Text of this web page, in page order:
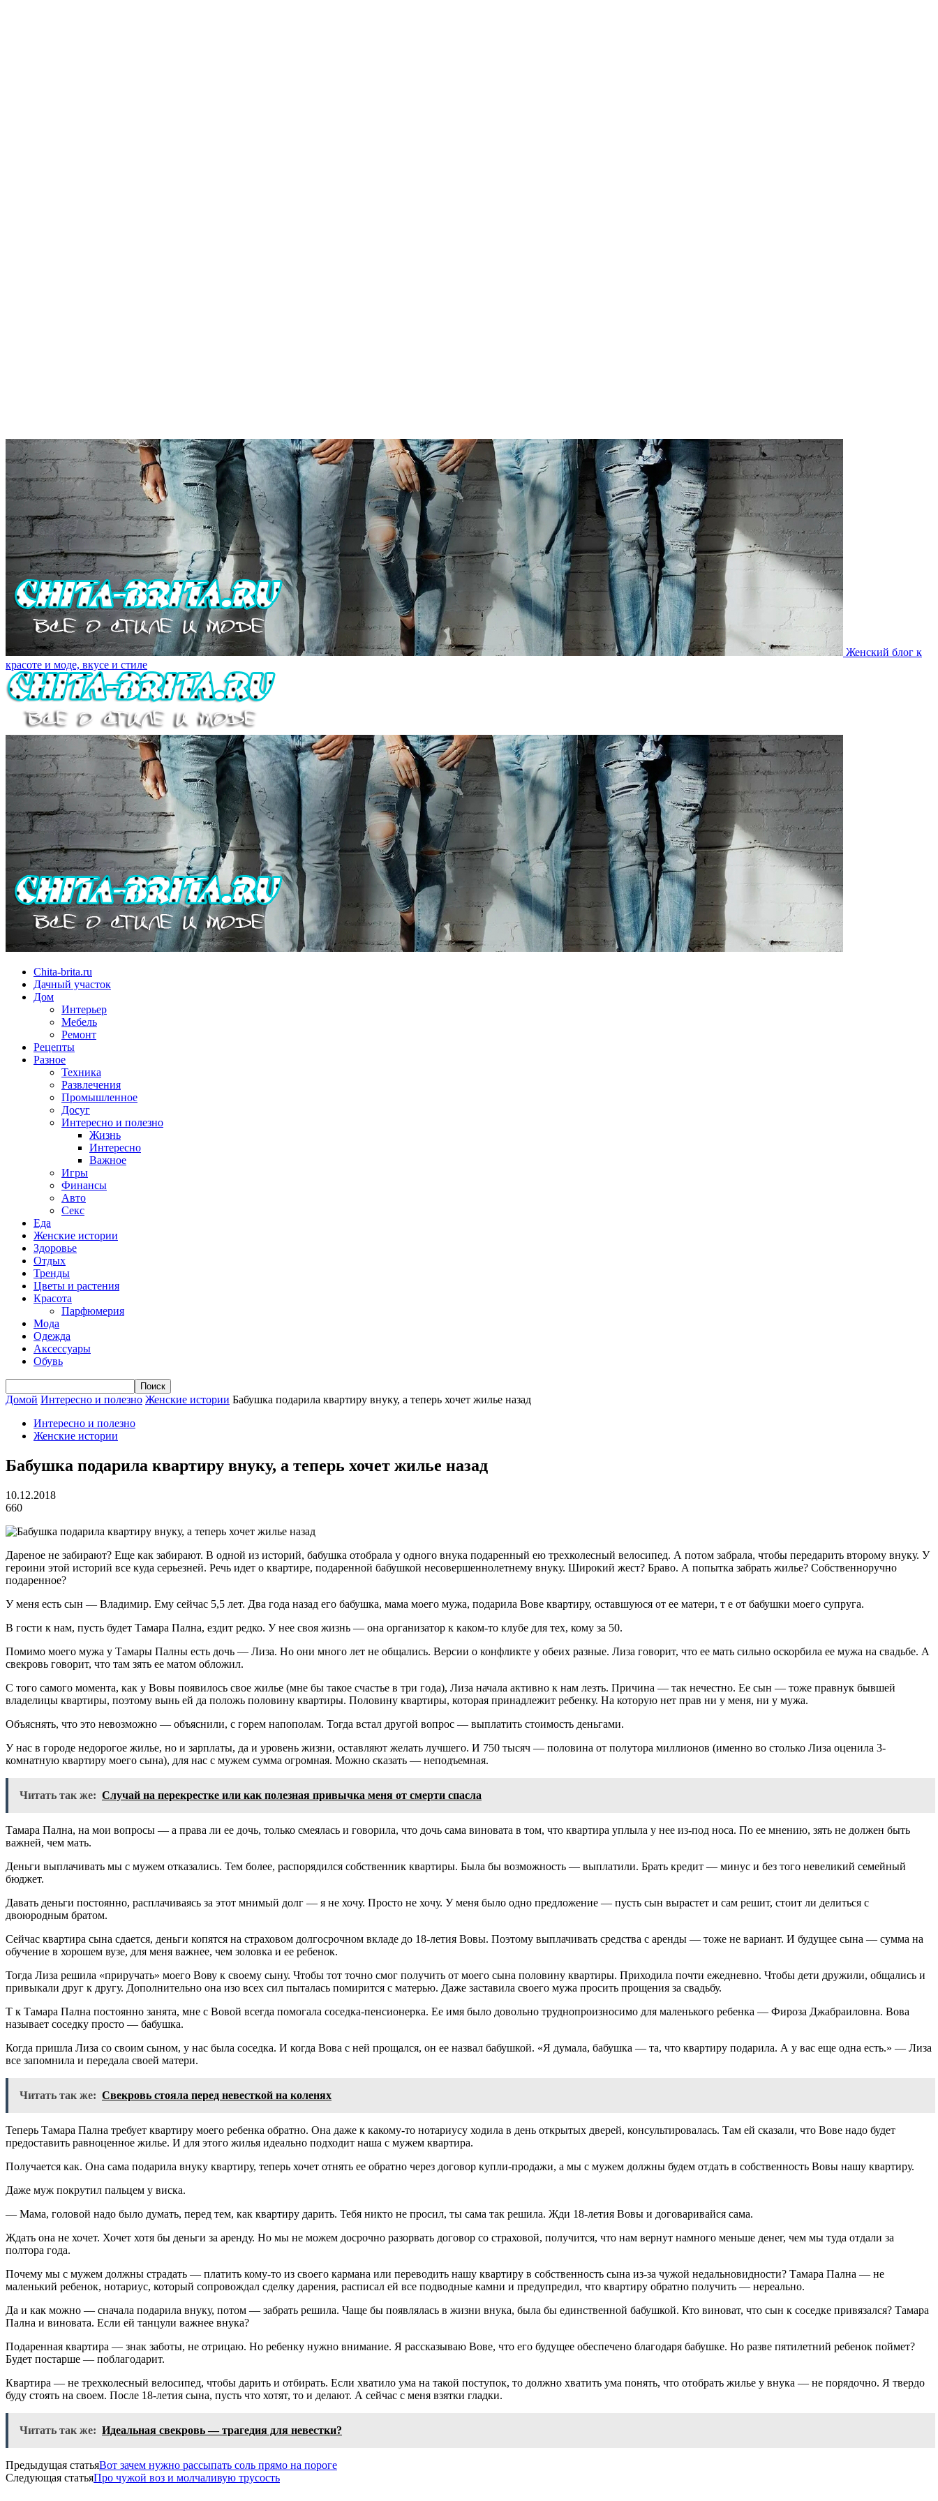
Женский блог к
красоте и моде, вкусе и стиле
Chita-brita.ru
Дачный участок
Дом
Интерьер
Мебель
Ремонт
Рецепты
Разное
Техника
Развлечения
Промышленное
Досуг
Интересно и полезно
Жизнь
Интересно
Важное
Игры
Финансы
Авто
Секс
Еда
Женские истории
Здоровье
Отдых
Тренды
Цветы и растения
Красота
Парфюмерия
Мода
Одежда
Аксессуары
Обувь
Домой Интересно и полезно Женские истории Бабушка подарила квартиру внуку, а теперь хочет жилье назад
Интересно и полезно
Женские истории
Бабушка подарила квартиру внуку, а теперь хочет жилье назад
10.12.2018
660
Дареное не забирают? Еще как забирают. В одной из историй, бабушка отобрала у одного внука подаренный ею трехколесный велосипед. А потом забрала, чтобы передарить второму внуку. У
героини этой историй все куда серьезней. Речь идет о квартире, подаренной бабушкой несовершеннолетнему внуку. Широкий жест? Браво. А попытка забрать жилье? Собственноручно
подаренное?
У меня есть сын — Владимир. Ему сейчас 5,5 лет. Два года назад его бабушка, мама моего мужа, подарила Вове квартиру, оставшуюся от ее матери, т е от бабушки моего супруга.
В гости к нам, пусть будет Тамара Пална, ездит редко. У нее своя жизнь — она организатор к каком-то клубе для тех, кому за 50.
Помимо моего мужа у Тамары Палны есть дочь — Лиза. Но они много лет не общались. Версии о конфликте у обеих разные. Лиза говорит, что ее мать сильно оскорбила ее мужа на свадьбе. А
свекровь говорит, что там зять ее матом обложил.
С того самого момента, как у Вовы появилось свое жилье (мне бы такое счастье в три года), Лиза начала активно к нам лезть. Причина — так нечестно. Ее сын — тоже правнук бывшей
владелицы квартиры, поэтому вынь ей да положь половину квартиры. Половину квартиры, которая принадлежит ребенку. На которую нет прав ни у меня, ни у мужа.
Объяснять, что это невозможно — объяснили, с горем напополам. Тогда встал другой вопрос — выплатить стоимость деньгами.
У нас в городе недорогое жилье, но и зарплаты, да и уровень жизни, оставляют желать лучшего. И 750 тысяч — половина от полутора миллионов (именно во столько Лиза оценила 3-
комнатную квартиру моего сына), для нас с мужем сумма огромная. Можно сказать — неподъемная.
Читать так же: Случай на перекрестке или как полезная привычка меня от смерти спасла
Тамара Пална, на мои вопросы — а права ли ее дочь, только смеялась и говорила, что дочь сама виновата в том, что квартира уплыла у нее из-под носа. По ее мнению, зять не должен быть
важней, чем мать.
Деньги выплачивать мы с мужем отказались. Тем более, распорядился собственник квартиры. Была бы возможность — выплатили. Брать кредит — минус и без того невеликий семейный
бюджет.
Давать деньги постоянно, расплачиваясь за этот мнимый долг — я не хочу. Просто не хочу. У меня было одно предложение — пусть сын вырастет и сам решит, стоит ли делиться с
двоюродным братом.
Сейчас квартира сына сдается, деньги копятся на страховом долгосрочном вкладе до 18-летия Вовы. Поэтому выплачивать средства с аренды — тоже не вариант. И будущее сына — сумма на
обучение в хорошем вузе, для меня важнее, чем золовка и ее ребенок.
Тогда Лиза решила «приручать» моего Вову к своему сыну. Чтобы тот точно смог получить от моего сына половину квартиры. Приходила почти ежедневно. Чтобы дети дружили, общались и
привыкали друг к другу. Дополнительно она изо всех сил пыталась помирится с матерью. Даже заставила своего мужа просить прощения за свадьбу.
Т к Тамара Пална постоянно занята, мне с Вовой всегда помогала соседка-пенсионерка. Ее имя было довольно труднопроизносимо для маленького ребенка — Фироза Джабраиловна. Вова
называет соседку просто — бабушка.
Когда пришла Лиза со своим сыном, у нас была соседка. И когда Вова с ней прощался, он ее назвал бабушкой. «Я думала, бабушка — та, что квартиру подарила. А у вас еще одна есть.» — Лиза
все запомнила и передала своей матери.
Читать так же: Свекровь стояла перед невесткой на коленях
Теперь Тамара Пална требует квартиру моего ребенка обратно. Она даже к какому-то нотариусу ходила в день открытых дверей, консультировалась. Там ей сказали, что Вове надо будет
предоставить равноценное жилье. И для этого жилья идеально подходит наша с мужем квартира.
Получается как. Она сама подарила внуку квартиру, теперь хочет отнять ее обратно через договор купли-продажи, а мы с мужем должны будем отдать в собственность Вовы нашу квартиру.
Даже муж покрутил пальцем у виска.
— Мама, головой надо было думать, перед тем, как квартиру дарить. Тебя никто не просил, ты сама так решила. Жди 18-летия Вовы и договаривайся сама.
Ждать она не хочет. Хочет хотя бы деньги за аренду. Но мы не можем досрочно разорвать договор со страховой, получится, что нам вернут намного меньше денег, чем мы туда отдали за
полтора года.
Почему мы с мужем должны страдать — платить кому-то из своего кармана или переводить нашу квартиру в собственность сына из-за чужой недальновидности? Тамара Пална — не
маленький ребенок, нотариус, который сопровождал сделку дарения, расписал ей все подводные камни и предупредил, что квартиру обратно получить — нереально.
Да и как можно — сначала подарила внуку, потом — забрать решила. Чаще бы появлялась в жизни внука, была бы единственной бабушкой. Кто виноват, что сын к соседке привязался? Тамара
Пална и виновата. Если ей танцули важнее внука?
Подаренная квартира — знак заботы, не отрицаю. Но ребенку нужно внимание. Я рассказываю Вове, что его будущее обеспечено благодаря бабушке. Но разве пятилетний ребенок поймет?
Будет постарше — поблагодарит.
Квартира — не трехколесный велосипед, чтобы дарить и отбирать. Если хватило ума на такой поступок, то должно хватить ума понять, что отобрать жилье у внука — не порядочно. Я твердо
буду стоять на своем. После 18-летия сына, пусть что хотят, то и делают. А сейчас с меня взятки гладки.
Читать так же: Идеальная свекровь — трагедия для невестки?
Предыдущая статьяВот зачем нужно рассыпать соль прямо на пороге
Следующая статьяПро чужой воз и молчаливую трусость